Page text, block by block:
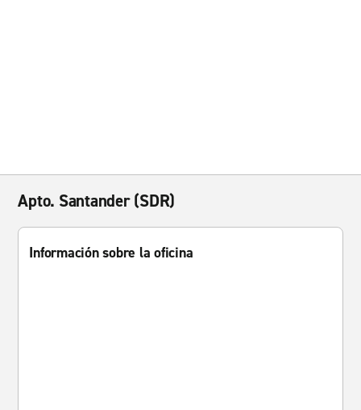
Apto. Santander (SDR)
Información sobre la oficina